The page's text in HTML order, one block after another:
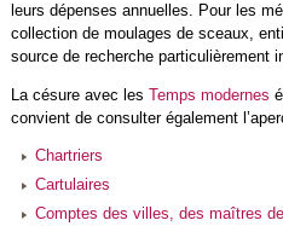
leurs dépenses annuelles. Pour les
collection de moulages de sceaux,
source de recherche particulièrement
La césure avec les Temps modernes
convient de consulter également
Chartriers
Cartulaires
Comptes des villes, des maîtres